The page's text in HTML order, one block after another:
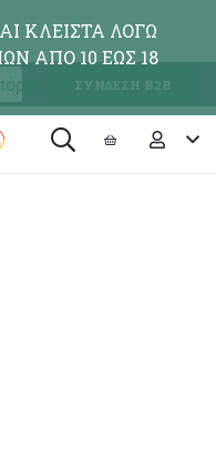
ΣΥΝΔΕΣΗ Β2Β
ΚΛΕΙΣΤΑ ΛΟΓΩ
ΑΠΟ 10 ΕΩΣ 18